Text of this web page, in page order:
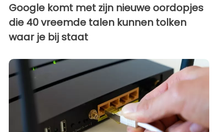
Google komt met zijn nieuwe oordopjes
die 40 vreemde talen kunnen tolken
waar je bij staat